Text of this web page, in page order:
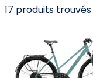
17 produits trouvés